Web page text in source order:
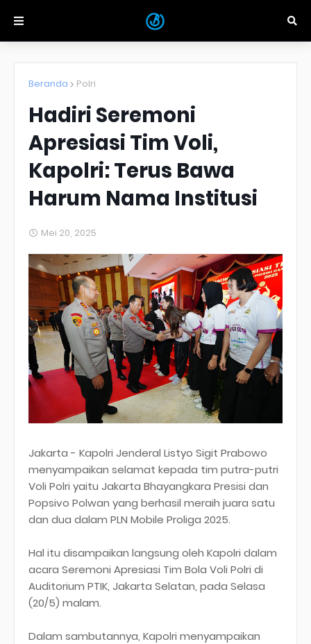
Beranda Polri
Hadiri Seremoni
Apresiasi Tim Voli,
Kapolri: Terus Bawa
Harum Nama Institusi
Mei 20, 2025
Jakarta - Kapolri Jenderal Listyo Sigit Prabowo
menyampaikan selamat kepada tim putra-putri
Voli Polri yaitu Jakarta Bhayangkara Presisi dan
Popsivo Polwan yang berhasil meraih juara satu
dan dua dalam PLN Mobile Proliga 2025.
Hal itu disampaikan langsung oleh Kapolri dalam
acara Seremoni Apresiasi Tim Bola Voli Polri di
Auditorium PTIK, Jakarta Selatan, pada Selasa
(20/5) malam.
Dalam sambutannya, Kapolri menyampaikan